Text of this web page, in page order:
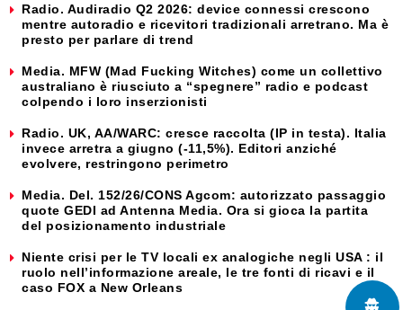
Radio. Audiradio Q2 2026: device connessi crescono
mentre autoradio e ricevitori tradizionali arretrano. Ma è
presto per parlare di trend
Media. MFW (Mad Fucking Witches) come un collettivo
australiano è riusciuto a “spegnere” radio e podcast
colpendo i loro inserzionisti
Radio. UK, AA/WARC: cresce raccolta (IP in testa). Italia
invece arretra a giugno (-11,5%). Editori anziché
evolvere, restringono perimetro
Media. Del. 152/26/CONS Agcom: autorizzato passaggio
quote GEDI ad Antenna Media. Ora si gioca la partita
del posizionamento industriale
Niente crisi per le TV locali ex analogiche negli USA : il
ruolo nell’informazione areale, le tre fonti di ricavi e il
caso FOX a New Orleans